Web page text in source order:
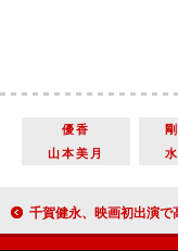
優香
山本美月
千賀健永、映画初出演で高田翔を意識 水川あさみ、体調不良で舞